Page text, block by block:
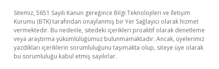
Sitemiz, 5651 Sayılı Kanun gereğince Bilgi Teknolojileri ve İletişim
Kurumu (BTK) tarafından onaylanmış bir Yer Sağlayıcı olarak hizmet
vermektedir. Bu nedenle, sitedeki içerikleri proaktif olarak denetleme
veya araştırma yükümlülüğümüz bulunmamaktadır. Ancak, üyelerimiz
yazdıkları içeriklerin sorumluluğunu taşımakta olup, siteye üye olarak
bu sorumluluğu kabul etmiş sayılırlar.